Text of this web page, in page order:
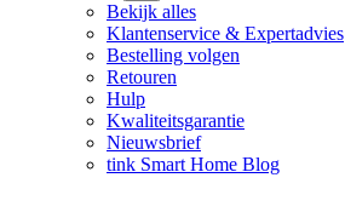
Bekijk alles
Klantenservice & Expertadvies
Bestelling volgen
Retouren
Hulp
Kwaliteitsgarantie
Nieuwsbrief
tink Smart Home Blog